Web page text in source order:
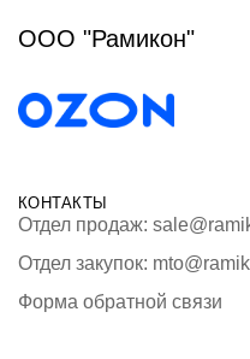
ООО "Рамикон"
КОНТАКТЫ
Отдел продаж:
Отдел закупок:
Форма обратной связи